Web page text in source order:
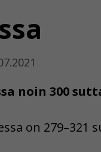
noin 300
on 279–321